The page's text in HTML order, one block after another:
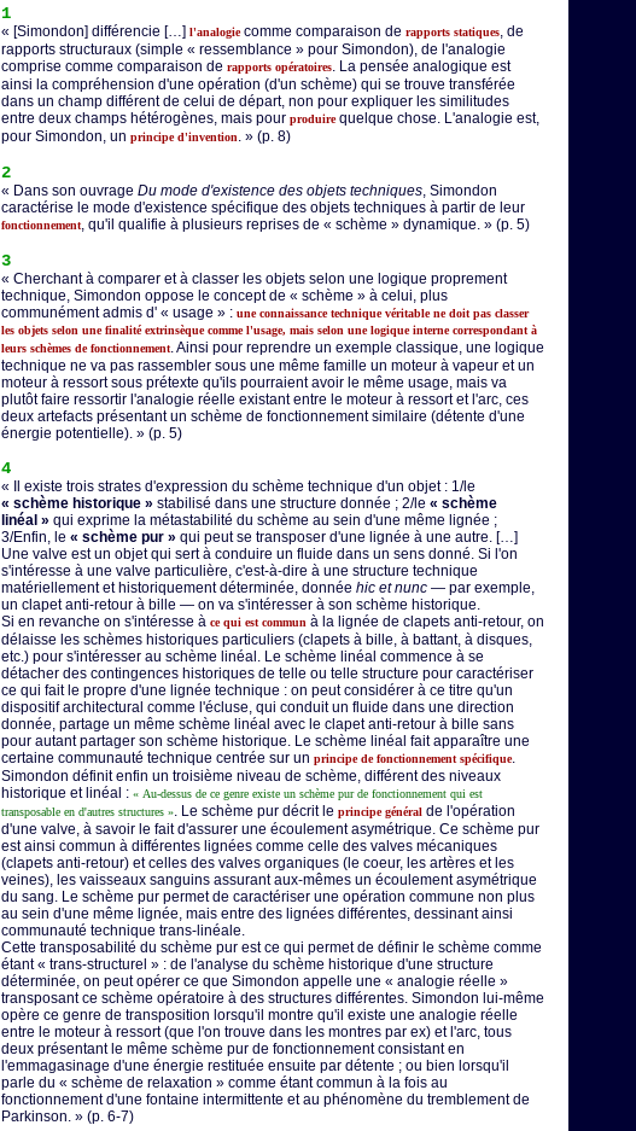
1
« [Simondon] différencie […] l'analogiecomme comparaison de rapports statiques, de
rapports structuraux (simple « ressemblance » pour Simondon), de l'analogie
comprise comme comparaison de rapports opératoires. La pensée analogique est
ainsi la compréhension d'une opération (d'un schème) qui se trouve transférée
dans un champ différent de celui de départ, non pour expliquer les similitudes
entre deux champs hétérogènes, mais pour produirequelque chose. L'analogie est,
pour Simondon, un principe d'invention. » (p. 8)
2
« Dans son ouvrage Du mode d'existence des objets techniques, Simondon
caractérise le mode d'existence spécifique des objets techniques à partir de leur
fonctionnement, qu'il qualifie à plusieurs reprises de « schème » dynamique. » (p. 5)
3
« Cherchant à comparer et à classer les objets selon une logique proprement
technique, Simondon oppose le concept de « schème » à celui, plus
communément admis d' « usage » : une connaissance technique véritable ne doit pas classer
les objets selon une finalité extrinsèque comme l'usage, mais selon une logique interne correspondant à
leurs schèmes de fonctionnement. Ainsi pour reprendre un exemple classique, une logique
technique ne va pas rassembler sous une même famille un moteur à vapeur et un
moteur à ressort sous prétexte qu'ils pourraient avoir le même usage, mais va
plutôt faire ressortir l'analogie réelle existant entre le moteur à ressort et l'arc, ces
deux artefacts présentant un schème de fonctionnement similaire (détente d'une
énergie potentielle). » (p. 5)
4
« Il existe trois strates d'expression du schème technique d'un objet : 1/le
« schème historique » stabilisé dans une structure donnée ; 2/le « schème
linéal » qui exprime la métastabilité du schème au sein d'une même lignée ;
3/Enfin, le « schème pur » qui peut se transposer d'une lignée à une autre. […]
Une valve est un objet qui sert à conduire un fluide dans un sens donné. Si l'on
s'intéresse à une valve particulière, c'est-à-dire à une structure technique
matériellement et historiquement déterminée, donnée hic et nunc — par exemple,
un clapet anti-retour à bille — on va s'intéresser à son schème historique.
Si en revanche on s'intéresse à ce qui est commun à la lignée de clapets anti-retour, on
délaisse les schèmes historiques particuliers (clapets à bille, à battant, à disques,
etc.) pour s'intéresser au schème linéal. Le schème linéal commence à se
détacher des contingences historiques de telle ou telle structure pour caractériser
ce qui fait le propre d'une lignée technique : on peut considérer à ce titre qu'un
dispositif architectural comme l'écluse, qui conduit un fluide dans une direction
donnée, partage un même schème linéal avec le clapet anti-retour à bille sans
pour autant partager son schème historique. Le schème linéal fait apparaître une
certaine communauté technique centrée sur un principe de fonctionnement spécifique.
Simondon définit enfin un troisième niveau de schème, différent des niveaux
historique et linéal : « Au-dessus de ce genre existe un schème pur de fonctionnement qui est
transposable en d'autres structures ». Le schème pur décrit le principe général de l'opération
d'une valve, à savoir le fait d'assurer une écoulement asymétrique. Ce schème pur
est ainsi commun à différentes lignées comme celle des valves mécaniques
(clapets anti-retour) et celles des valves organiques (le coeur, les artères et les
veines), les vaisseaux sanguins assurant aux-mêmes un écoulement asymétrique
du sang. Le schème pur permet de caractériser une opération commune non plus
au sein d'une même lignée, mais entre des lignées différentes, dessinant ainsi
communauté technique trans-linéale.
Cette transposabilité du schème pur est ce qui permet de définir le schème comme
étant « trans-structurel » : de l'analyse du schème historique d'une structure
déterminée, on peut opérer ce que Simondon appelle une « analogie réelle »
transposant ce schème opératoire à des structures différentes. Simondon lui-même
opère ce genre de transposition lorsqu'il montre qu'il existe une analogie réelle
entre le moteur à ressort (que l'on trouve dans les montres par ex) et l'arc, tous
deux présentant le même schème pur de fonctionnement consistant en
l'emmagasinage d'une énergie restituée ensuite par détente ; ou bien lorsqu'il
parle du « schème de relaxation » comme étant commun à la fois au
fonctionnement d'une fontaine intermittente et au phénomène du tremblement de
Parkinson. » (p. 6-7)